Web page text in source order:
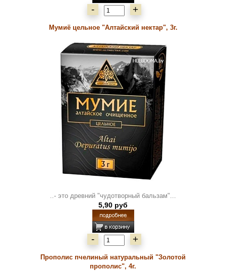
- +
Мумиё цельное "Алтайский нектар", 3г.
..- это древний "чудотворный бальзам"...
5,90 руб
- +
Прополис пчелиный натуральный "Золотой
прополис", 4г.